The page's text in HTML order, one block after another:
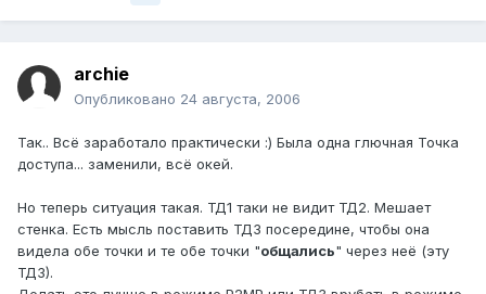
archie
Опубликовано 24 августа, 2006
Так.. Всё заработало практически :) Была одна глючная Точка
доступа... заменили, всё окей.
Но теперь ситуация такая. ТД1 таки не видит ТД2. Мешает
стенка. Есть мысль поставить ТД3 посередине, чтобы она
видела обе точки и те обе точки "общались" через неё (эту
ТД3).